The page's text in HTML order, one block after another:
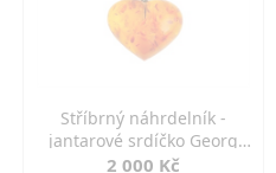
Stříbrný náhrdelník -
jantarové srdíčko Georg
Kramer
2 000 Kč